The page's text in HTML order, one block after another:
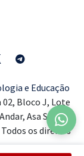
e Educação
02, Bloco J, Lote
Asa Sul,
Todos os direitos